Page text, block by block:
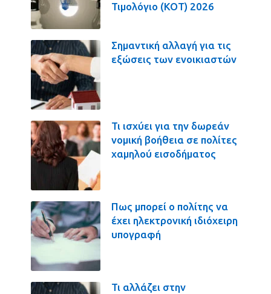
Τιμολόγιο (ΚΟΤ) 2026
Σημαντική αλλαγή για τις
εξώσεις των ενοικιαστών
Τι ισχύει για την δωρεάν
νομική βοήθεια σε πολίτες
χαμηλού εισοδήματος
Πως μπορεί ο πολίτης να
έχει ηλεκτρονική ιδιόχειρη
υπογραφή
Τι αλλάζει στην